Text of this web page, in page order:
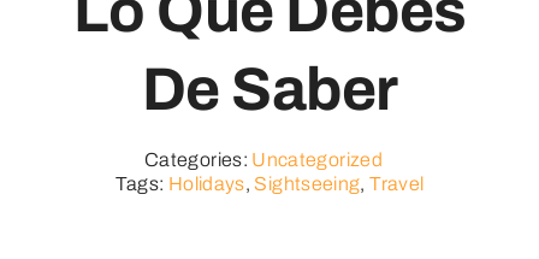
De Saber
Categories: Uncategorized
Tags: Holidays, Sightseeing,Travel